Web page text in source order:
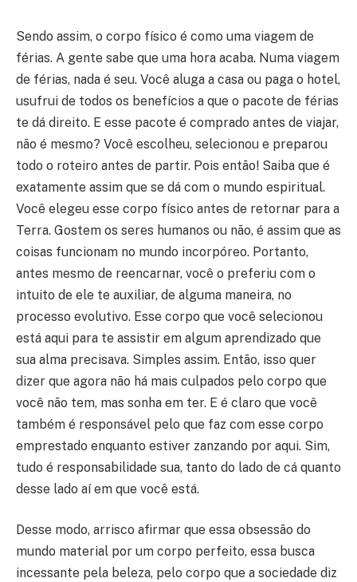
Sendo assim, o corpo físico é como uma viagem de
férias. A gente sabe que uma hora acaba. Numa viagem
de férias, nada é seu. Você aluga a casa ou paga o hotel,
usufrui de todos os benefícios a que o pacote de férias
te dá direito. E esse pacote é comprado antes de viajar,
não é mesmo? Você escolheu, selecionou e preparou
todo o roteiro antes de partir. Pois então! Saiba que é
exatamente assim que se dá com o mundo espiritual.
Você elegeu esse corpo físico antes de retornar para a
Terra. Gostem os seres humanos ou não, é assim que as
coisas funcionam no mundo incorpóreo. Portanto,
antes mesmo de reencarnar, você o preferiu com o
intuito de ele te auxiliar, de alguma maneira, no
processo evolutivo. Esse corpo que você selecionou
está aqui para te assistir em algum aprendizado que
sua alma precisava. Simples assim. Então, isso quer
dizer que agora não há mais culpados pelo corpo que
você não tem, mas sonha em ter. E é claro que você
também é responsável pelo que faz com esse corpo
emprestado enquanto estiver zanzando por aqui. Sim,
tudo é responsabilidade sua, tanto do lado de cá quanto
desse lado aí em que você está.
Desse modo, arrisco afirmar que essa obsessão do
mundo material por um corpo perfeito, essa busca
incessante pela beleza, pelo corpo que a sociedade diz